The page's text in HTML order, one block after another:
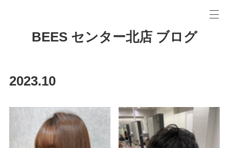
BEES センター北店 ブログ
2023.10